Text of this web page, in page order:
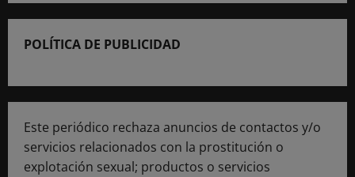
POLÍTICA DE PUBLICIDAD
Este periódico rechaza anuncios de contactos y/o
servicios relacionados con la prostitución o
explotación sexual; productos o servicios